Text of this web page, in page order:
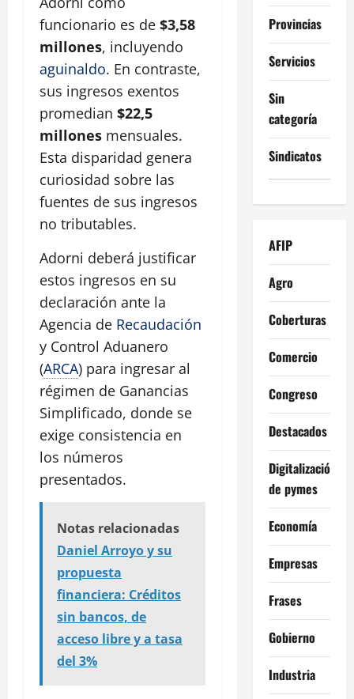
funcionario es de $3,58
millones, incluyendo
aguinaldo. En contraste,
sus ingresos exentos
promedian $22,5
millones mensuales.
Esta disparidad genera
curiosidad sobre las
fuentes de sus ingresos
no tributables.
Adorni deberá justificar
estos ingresos en su
declaración ante la
Agencia de Recaudación
y Control Aduanero
(ARCA) para ingresar al
régimen de Ganancias
Simplificado, donde se
exige consistencia en
los números
presentados.
Notas relacionadas
Daniel Arroyo y su
propuesta
financiera: Créditos
sin bancos, de
acceso libre y a tasa
del 3%
Provincias
Servicios
Sin
categoría
Sindicatos
AFIP
Agro
Coberturas
Comercio
Congreso
Destacados
Digitalización
de pymes
Economía
Empresas
Frases
Gobierno
Industria